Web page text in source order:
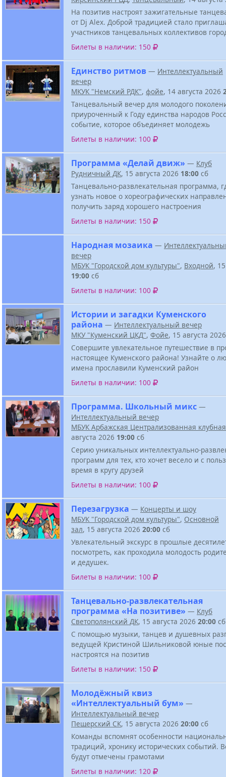
На позитив настроят зажигательные
от Dj Alex. Доброй традицией стало
участников танцевальных коллективов
Билеты в наличии: 150
Единство ритмов — Интеллектуальный
вечер
МКУК "Немский РДК", фойе, 14 августа 2026
Танцевальный вечер для молодого
приуроченный к Году единства народов
событие, которое объединяет молодежь
Билеты в наличии: 100
Программа «Делай движ» — Клуб
Рудничный ДК, 15 августа 2026 18:00 сб
Танцевально-развлекательная программа,
узнать новое о хореографических
получить заряд хорошего настроения
Билеты в наличии: 150
Народная мозаика —
вечер
МБУК "Городской дом культуры", Входной,
19:00 сб
Билеты в наличии: 100
Истории и загадки Куменского
района — Интеллектуальный вечер
МКУ "Куменский ЦКД", Фойе, 15 августа
Совершите увлекательное путешествие в
настоящее Куменского района! Узнайте о
имена прославили Куменский район
Билеты в наличии: 100
Программа. Школьный микс —
Интеллектуальный вечер
МБУК Арбажская Централизованная
августа 2026 19:00 сб
Серию уникальных интеллектуально-
программ для тех, кто хочет весело и с
время в кругу друзей
Билеты в наличии: 100
Перезагрузка — Концерты и шоу
МБУК "Городской дом культуры", Основной
зал, 15 августа 2026 20:00 сб
Увлекательный экскурс в прошлые
посмотреть, как проходила молодость
и дедушек.
Билеты в наличии: 100
Танцевально-развлекательная
программа «На позитиве» — Клуб
Светополянский ДК, 15 августа 2026 20:00 сб
С помощью музыки, танцев и душевных
ведущей Кристиной Шильниковой юные
настроятся на позитив
Билеты в наличии: 150
Молодёжный квиз
«Интеллектуальный бум» —
Интеллектуальный вечер
Пещерский СК, 15 августа 2026 20:00 сб
Команды вспомнят особенности
традиций, хронику исторических событий.
будут отмечены грамотами
Билеты в наличии: 120